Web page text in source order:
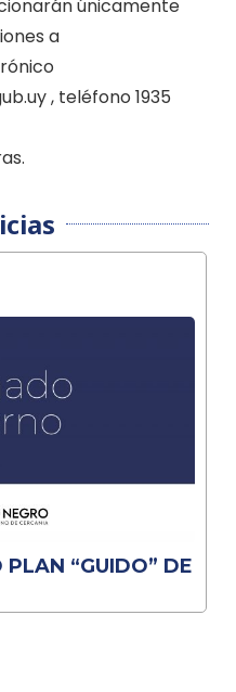
únicamente
a
, teléfono 1935
“GUIDO” DE